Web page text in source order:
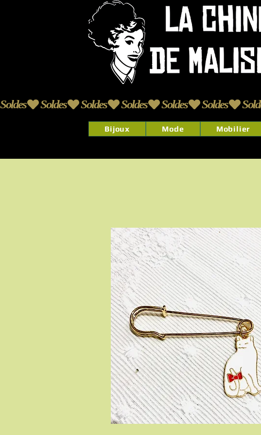
Soldes
Bijoux Mode Mobilier